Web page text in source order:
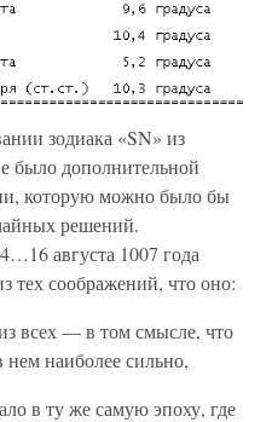
зодиака «SN» из
было дополнительной
которую можно было бы
решений.
августа 1007 года
соображений, что оно:
всех — в том смысле, что
нем наиболее сильно,
в ту же самую эпоху, где